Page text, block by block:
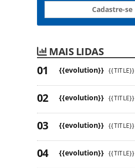
Cadastre-se
MAIS LIDAS
{{evolution}} {{TITLE}}
{{evolution}} {{TITLE}}
{{evolution}} {{TITLE}}
{{evolution}} {{TITLE}}